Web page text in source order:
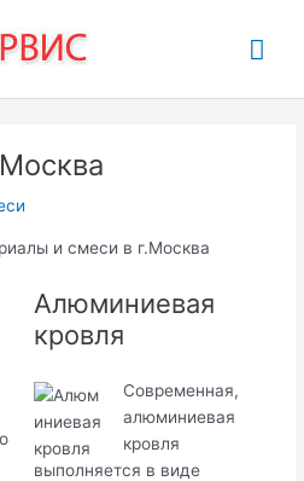
и смеси в г.Москва
Алюминиевая
кровля
Современная,
алюминиевая
кровля
выполняется в виде